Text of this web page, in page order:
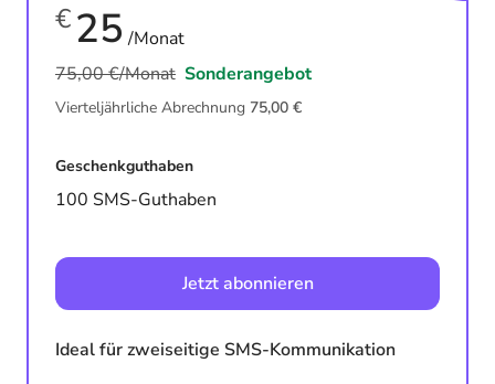
€25 /Monat
75,00 €/Monat Sonderangebot
Vierteljährliche Abrechnung 75,00 €
Geschenkguthaben
100 SMS-Guthaben
Jetzt abonnieren
Ideal für zweiseitige SMS-Kommunikation